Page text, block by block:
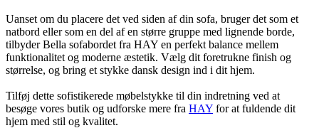
Uanset om du placere det ved siden af din sofa, bruger det som et
natbord eller som en del af en større gruppe med lignende borde,
tilbyder Bella sofabordet fra HAY en perfekt balance mellem
funktionalitet og moderne æstetik. Vælg dit foretrukne finish og
størrelse, og bring et stykke dansk design ind i dit hjem.
Tilføj dette sofistikerede møbelstykke til din indretning ved at
besøge vores butik og udforske mere fra HAY for at fuldende dit
hjem med stil og kvalitet.